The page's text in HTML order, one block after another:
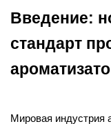
Введение:
стандарт
Мировая индустрия